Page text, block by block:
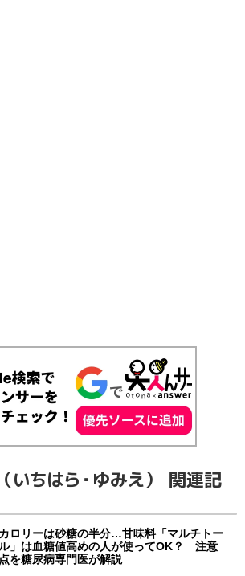
いちはら・ゆみえ） 関連記
カロリーは砂糖の半分…甘味料「マルチトー
ル」は血糖値高めの人が使ってOK？ 注意
点を糖尿病専門医が解説